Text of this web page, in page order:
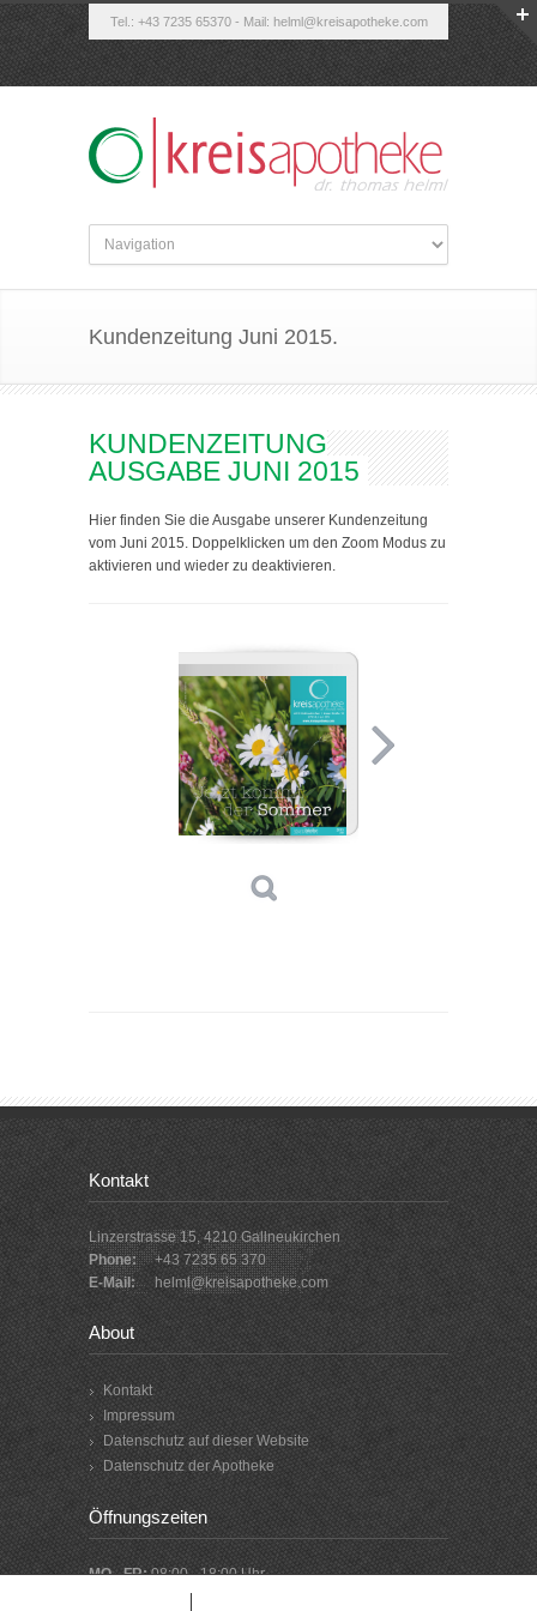
Tel.: +43 7235 65370 - Mail: helml@kreisapotheke.com
Kundenzeitung Juni 2015.
KUNDENZEITUNG
AUSGABE JUNI 2015
Hier finden Sie die Ausgabe unserer Kundenzeitung
vom Juni 2015. Doppelklicken um den Zoom Modus zu
aktivieren und wieder zu deaktivieren.
Kontakt
Linzerstrasse 15, 4210 Gallneukirchen
Phone:
+43 7235 65 370
E-Mail:
helml@kreisapotheke.com
About
Kontakt
Impressum
Datenschutz auf dieser Website
Datenschutz der Apotheke
Öffnungszeiten
MO - FR:08:00 - 18:00 Uhr
08:00 - 12:00 Uhr